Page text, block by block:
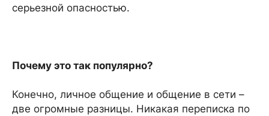
серьезной опасностью.
Почему это так популярно?
Конечно, личное общение и общение в сети –
две огромные разницы. Никакая переписка по